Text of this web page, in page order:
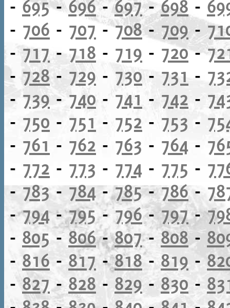
-695-696-697-698 -
- 706 - 707 -708- 709-
-717 - 718 - 719 - 720-
-728- 729 - 730- 731 -
-739-740 - 741 - 742 -
- 750 - 751 - 752 - 753 -
- 761 - 762 - 763 - 764 -
- 772 - 773 - 774 - 775 -
-783-784-785-786-
-794-795-796-797-
- 805 -806-807-808-
- 816- 817 -818-819 -
-827-828 - 829 - 830 -